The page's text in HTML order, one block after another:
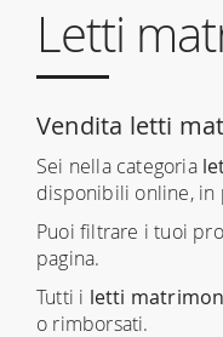
Letti
Vendita letti
Sei nella categoria
disponibili online, in
Puoi filtrare i tuoi
pagina.
Tutti i letti
o rimborsati.